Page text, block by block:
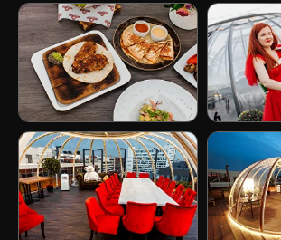
Наши адреса:
Ростов-на-Дону
ул. Социалистическая д 74
+7 (863) 322-65-06
Обратный звонок